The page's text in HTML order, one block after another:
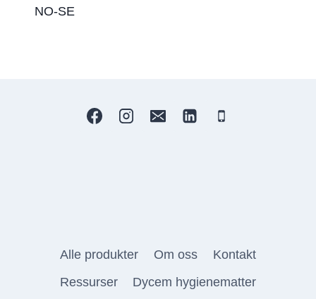
NO-SE
Alle produkter Om oss
Kontakt
Ressurser
Dycem hygienematter